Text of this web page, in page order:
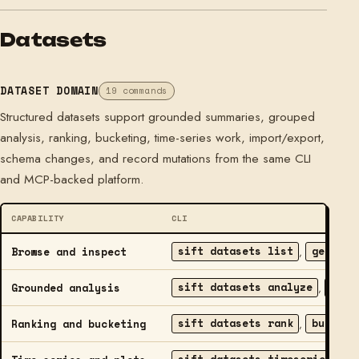
Datasets
DATASET DOMAIN 19 commands
Structured datasets support grounded summaries, grouped
analysis, ranking, bucketing, time-series work, import/export,
schema changes, and record mutations from the same CLI
and MCP-backed platform.
CAPABILITY CLI
Browse and inspect sift datasets list , get
Grounded analysis sift datasets analyze ,
Ranking and bucketing sift datasets rank , bucket